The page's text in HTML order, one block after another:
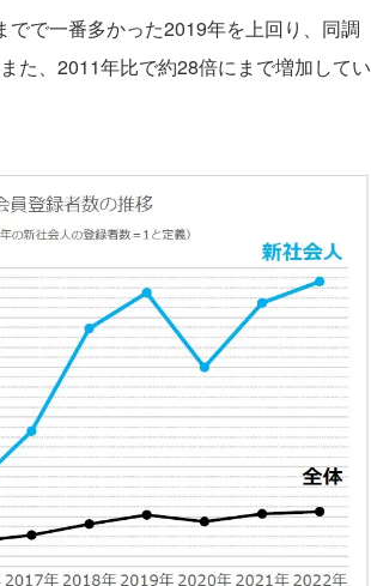
で一番多かった2019年を上回り、同調
た、2011年比で約28倍にまで増加してい